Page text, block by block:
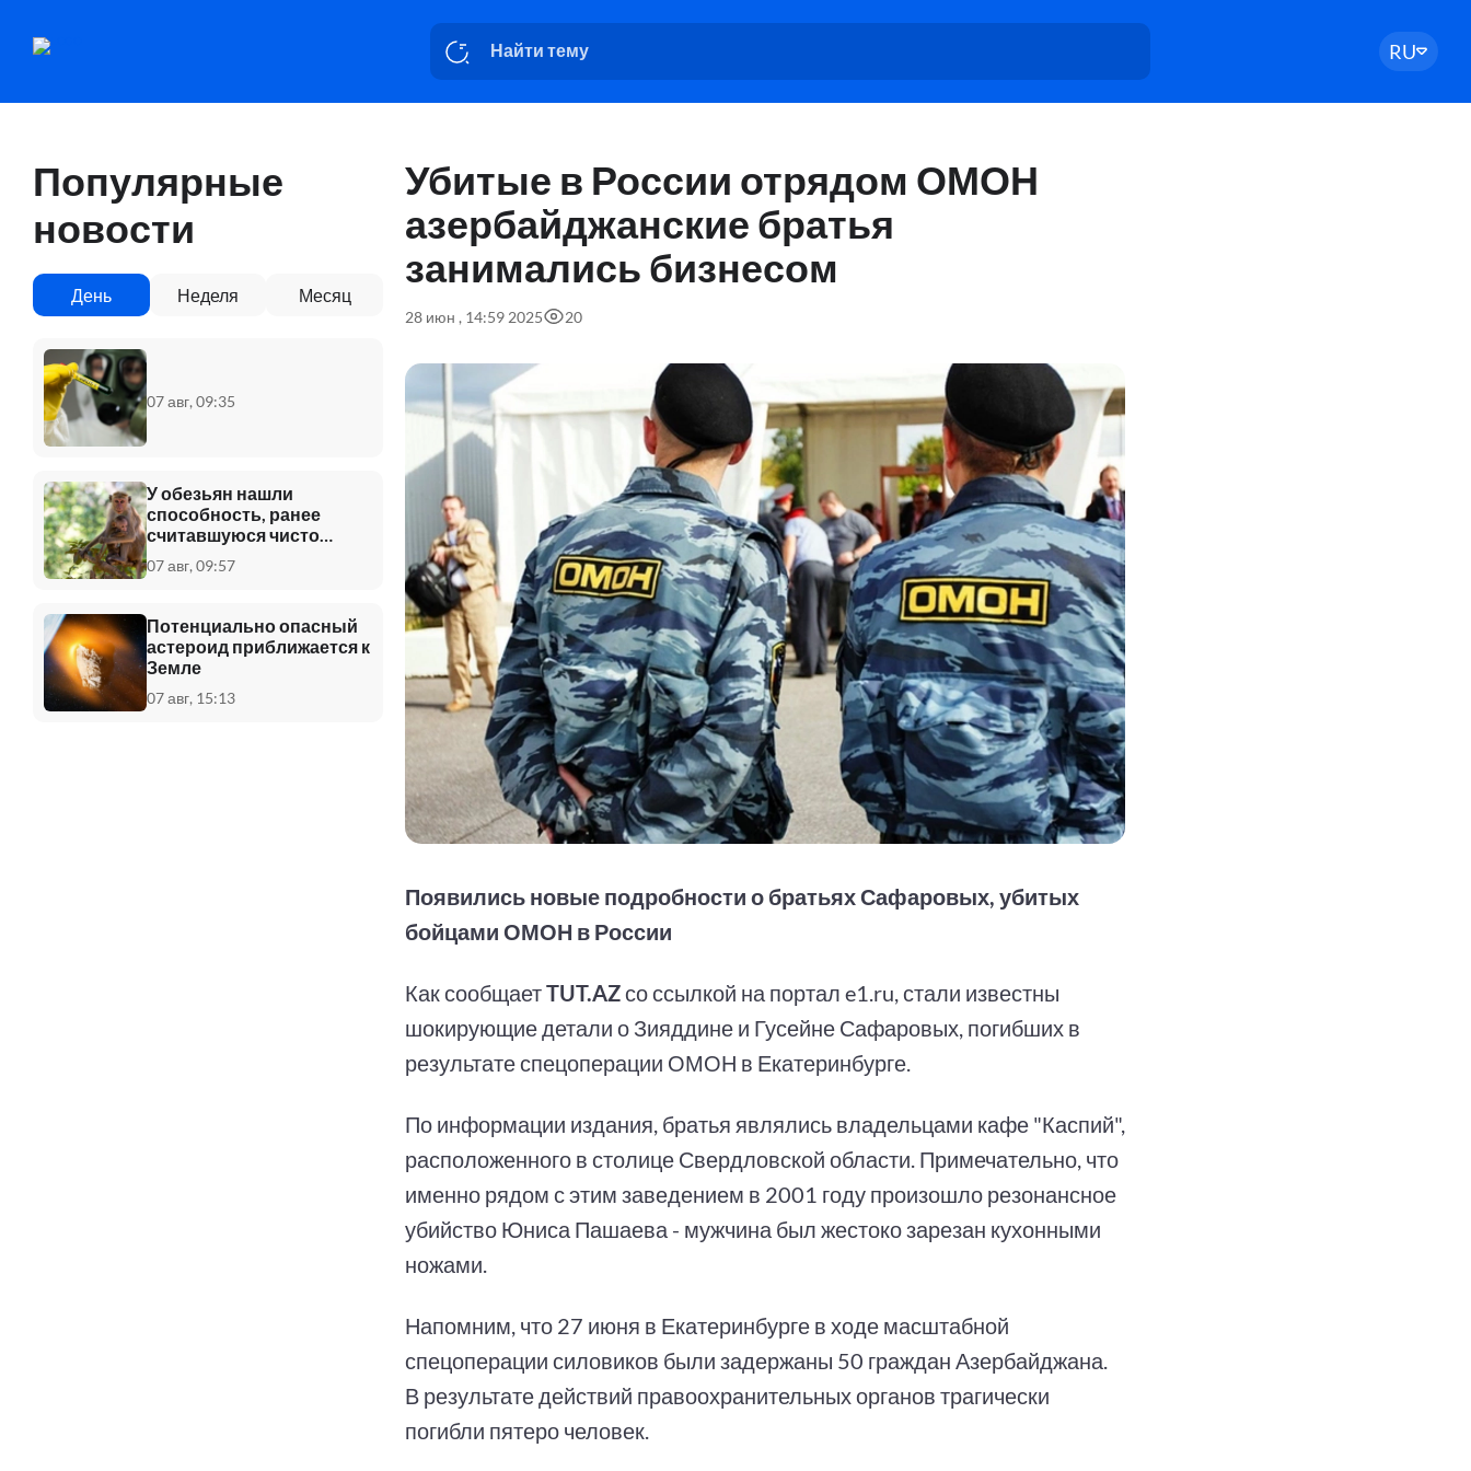
RU
Популярные
новости
День Неделя Месяц
07 авг, 09:35
У обезьян нашли
способность, ранее
считавшуюся чисто
человеческой
07 авг, 09:57
Потенциально опасный
астероид приближается к
Земле
07 авг, 15:13
Убитые в России отрядом ОМОН
азербайджанские братья
занимались бизнесом
28 июн , 14:59 2025 20
Появились новые подробности о братьях Сафаровых, убитых
бойцами ОМОН в России
Как сообщаетTUT.AZсо ссылкой на портал e1.ru, стали известны
шокирующие детали о Зияддине и Гусейне Сафаровых, погибших в
результате спецоперации ОМОН в Екатеринбурге.
По информации издания, братья являлись владельцами кафе "Каспий",
расположенного в столице Свердловской области. Примечательно, что
именно рядом с этим заведением в 2001 году произошло резонансное
убийство Юниса Пашаева - мужчина был жестоко зарезан кухонными
ножами.
Напомним, что 27 июня в Екатеринбурге в ходе масштабной
спецоперации силовиков были задержаны 50 граждан Азербайджана.
В результате действий правоохранительных органов трагически
погибли пятеро человек.